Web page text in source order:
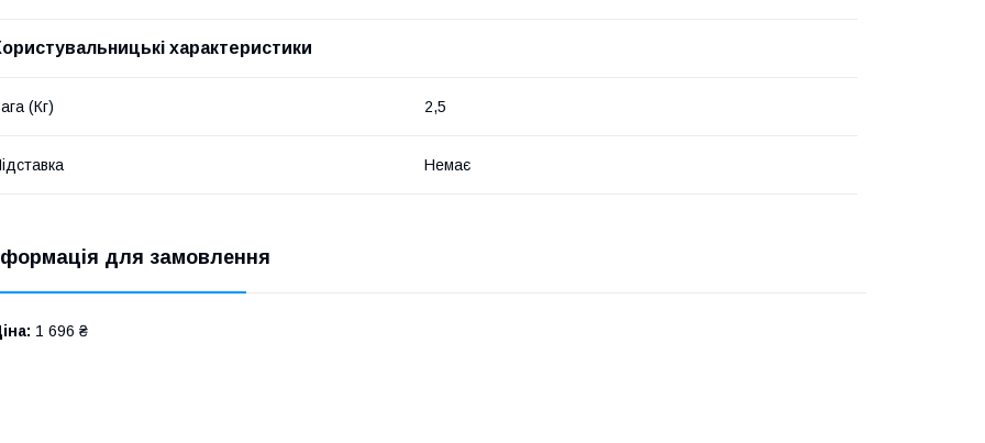
характеристики
(Кг) 2,5
Немає
для замовлення
1 696 ₴